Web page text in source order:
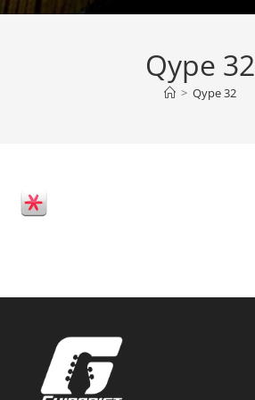
Qype 32
> Qype 32